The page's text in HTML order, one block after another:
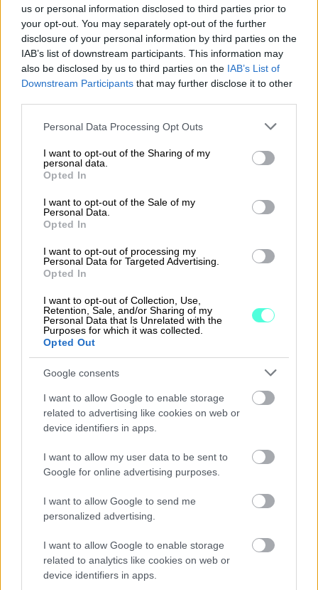
us or personal information disclosed to third parties prior to
your opt-out. You may separately opt-out of the further
disclosure of your personal information by third parties on the
IAB’s list of downstream participants. This information may
also be disclosed by us to third parties on the IAB’s List of
Downstream Participants that may further disclose it to other
Please note that this website/app uses one or more Google
not limited to your visit or usage behaviour. You may click to
grant or deny consent to Google and its third-party tags to
use your data for below specified purposes in below Google
consent section.
Personal Data Processing Opt Outs
I want to opt-out of the Sharing of my
personal data.
Opted In
I want to opt-out of the Sale of my
Personal Data.
Opted In
I want to opt-out of processing my
Personal Data for Targeted Advertising.
Opted In
I want to opt-out of Collection, Use,
Retention, Sale, and/or Sharing of my
Personal Data that Is Unrelated with the
Purposes for which it was collected.
Opted Out
Google consents
I want to allow Google to enable storage
related to advertising like cookies on web or
device identifiers in apps.
I want to allow my user data to be sent to
Google for online advertising purposes.
I want to allow Google to send me
personalized advertising.
I want to allow Google to enable storage
related to analytics like cookies on web or
device identifiers in apps.
toiminnanohjausjärjestelmän ja sähköisen
taloushallinnon yhdistäminen on tehokas
tapa vastata kaupan alan haasteisiin. Kun
manuaaliset työvaiheet automatisoidaan,
aikaa vapautuu asiakaspalveluun ja
liiketoiminnan kehittämiseen.
pilvipalvelut tarjoavat skaalautuvan ja
kokonaisvaltaisen ratkaisun, joka yhdistää
taloushallinnon, varastonhallinnan, myynnin ja
asiakaspalvelun yhdeksi saumattomaksi
kokonaisuudeksi.
Katso webinaaritallenne
Haluatko kuulla lisää Jukan kokemuksia ja
oppia, miten voit automatisoida oman
liiketoimintasi?
Katso koko webinaaritallenne alta.